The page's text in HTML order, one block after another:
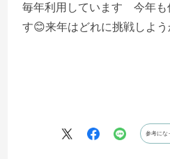
毎年利用しています 今年も
す😊来年はどれに挑戦しよう
参考にな